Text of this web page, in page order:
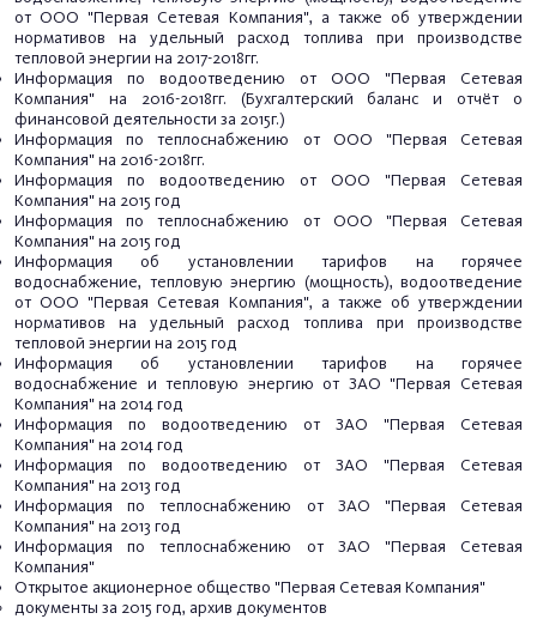
от ООО "Первая Сетевая Компания", а также об утверждении
нормативов на удельный расход топлива при производстве
тепловой энергии на 2017-2018гг.
Информация по водоотведению от ООО "Первая Сетевая
Компания" на 2016-2018гг.
(Бухгалтерский баланс и отчёт о
финансовой деятельности за 2015г.)
Информация по теплоснабжению от ООО "Первая Сетевая
Компания" на 2016-2018гг.
Информация по водоотведению от ООО "Первая Сетевая
Компания" на 2015 год
Информация по теплоснабжению от ООО "Первая Сетевая
Компания" на 2015 год
Информация об установлении тарифов на горячее
водоснабжение, тепловую энергию (мощность), водоотведение
от ООО "Первая Сетевая Компания", а также об утверждении
нормативов на удельный расход топлива при производстве
тепловой энергии на 2015 год
Информация об установлении тарифов на горячее
водоснабжение и тепловую энергию от ЗАО "Первая Сетевая
Компания" на 2014 год
Информация по водоотведению от ЗАО "Первая Сетевая
Компания" на 2014 год
Информация по водоотведению от ЗАО "Первая Сетевая
Компания" на 2013 год
Информация по теплоснабжению от ЗАО "Первая Сетевая
Компания" на 2013 год
Информация по теплоснабжению от ЗАО "Первая Сетевая
Компания"
Открытое акционерное общество "Первая Сетевая Компания"
документы за 2015 год, архив документов